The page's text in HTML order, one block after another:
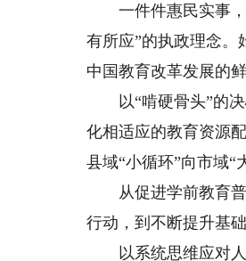
一件件惠民实事，
有所应”的执政理念
中国教育改革发展的鲜
以“啃硬骨头”的决
化相适应的教育资源
县域“小循环”向市域“
从促进学前教育普
行动，到不断提升基
以系统思维应对人